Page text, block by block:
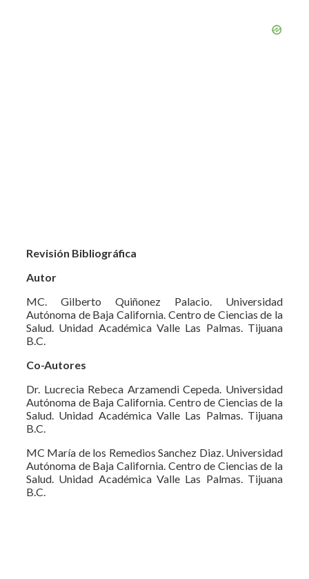
Revisión Bibliográfica
Autor
MC. Gilberto Quiñonez Palacio. Universidad
Autónoma de Baja California. Centro de Ciencias de la
Salud. Unidad Académica Valle Las Palmas. Tijuana
B.C.
Co-Autores
Dr. Lucrecia Rebeca Arzamendi Cepeda. Universidad
Autónoma de Baja California. Centro de Ciencias de la
Salud. Unidad Académica Valle Las Palmas. Tijuana
B.C.
MC María de los Remedios Sanchez Diaz. Universidad
Autónoma de Baja California. Centro de Ciencias de la
Salud. Unidad Académica Valle Las Palmas. Tijuana
B.C.